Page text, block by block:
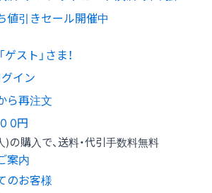
値引きセール開催中
スト」さま！
イン
ら再注文
0 0円
)の購入で、送料・代引手数料無料
案内
のお客様